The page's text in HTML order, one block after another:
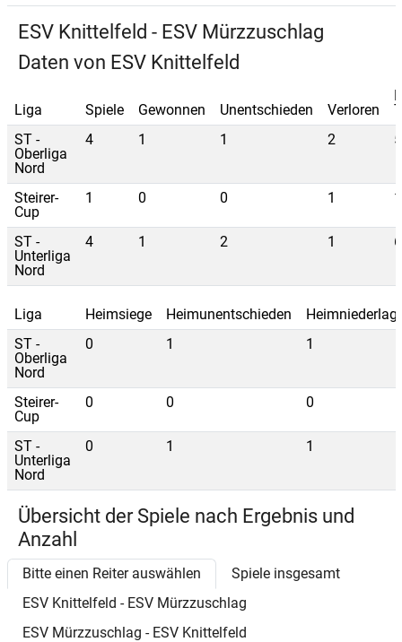
ESV Knittelfeld - ESV Mürzzuschlag
Daten von ESV Knittelfeld
Liga Spiele Gewonnen Unentschieden Verloren
ST -
Oberliga
Nord
4 1 1 2 5
Steirer-
Cup
1 0 0 1 1
ST -
Unterliga
Nord
4 1 2 1 6
Liga Heimsiege Heimunentschieden
ST -
Oberliga
Nord
0 1 1
Steirer-
Cup
0 0 0
ST -
Unterliga
Nord
0 1 1
Übersicht der Spiele nach Ergebnis und
Anzahl
Bitte einen Reiter auswählen
Spiele insgesamt
ESV Knittelfeld - ESV Mürzzuschlag
ESV Mürzzuschlag - ESV Knittelfeld